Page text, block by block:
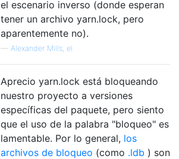
el escenario inverso (donde esperan
tener un archivo yarn.lock, pero
aparentemente no).
— Alexander Mills, el
Aprecio yarn.lock está bloqueando
nuestro proyecto a versiones
específicas del paquete, pero siento
que el uso de la palabra "bloqueo" es
lamentable. Por lo general, los
archivos de bloqueo (como .ldb ) son